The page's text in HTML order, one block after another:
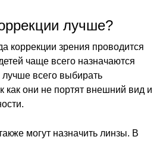
лучше?
коррекции зрения проводится
чаще всего назначаются
всего выбирать
как они не портят внешний вид и
могут назначить линзы. В